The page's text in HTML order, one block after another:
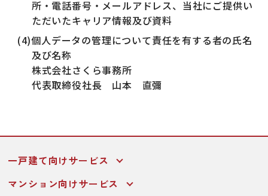
所・電話番号・メールアドレス、当社にご提供い
ただいたキャリア情報及び資料
(4)個人データの管理について責任を有する者の氏名
及び名称
株式会社さくら事務所
代表取締役社長 山本 直彌
一戸建て向けサービス
マンション向けサービス